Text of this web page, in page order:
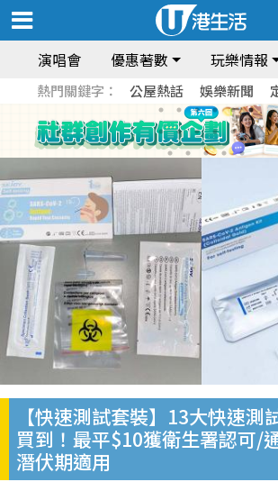
演唱會 優惠著數 玩樂情報
熱門關鍵字： 公屋熱話 娛樂新聞
【快速測試套裝】13大快速測
買到！最平$10獲衛生署認可/
潛伏期適用